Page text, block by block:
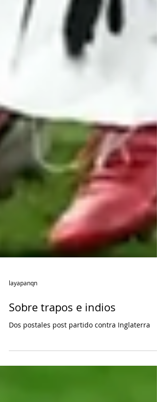
layapanqn
Sobre trapos e indios
Dos postales post partido contra Inglaterra